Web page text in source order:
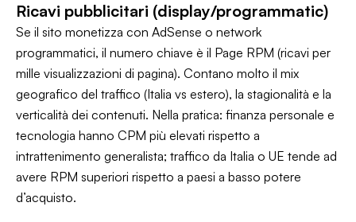
Ricavi pubblicitari (display/programmatic)
Se il sito monetizza con AdSense o network
programmatici, il numero chiave è il Page RPM (ricavi per
mille visualizzazioni di pagina). Contano molto il mix
geografico del traffico (Italia vs estero), la stagionalità e la
verticalità dei contenuti. Nella pratica: finanza personale e
tecnologia hanno CPM più elevati rispetto a
intrattenimento generalista; traffico da Italia o UE tende ad
avere RPM superiori rispetto a paesi a basso potere
d’acquisto.